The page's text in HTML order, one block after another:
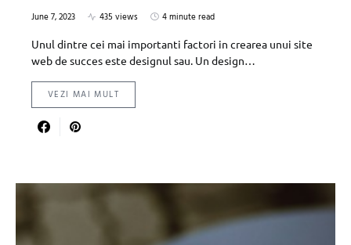
June 7, 2023 435 views
4 minute read
Unul dintre cei mai importanti factori in crearea unui site
web de succes este designul sau. Un design…
VEZI MAI MULT